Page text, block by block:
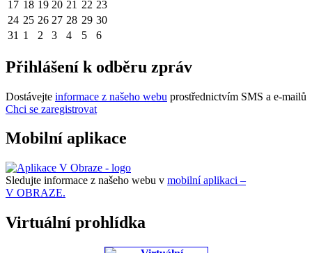
17 18 19 20 21 22 23
24 25 26 27 28 29 30
31 1 2 3 4 5 6
Přihlášení k odběru zpráv
Dostávejte informace z našeho webu prostřednictvím SMS a e-mailů
Chci se zaregistrovat
Mobilní aplikace
Sledujte informace z našeho webu v mobilní aplikaci –
V OBRAZE.
Virtuální prohlídka